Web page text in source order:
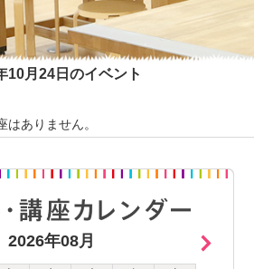
10月24日のイベント
はありません。
2026年08月